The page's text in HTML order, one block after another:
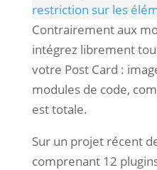
restriction sur les
Contrairement aux
intégrez librement
votre Post Card :
modules de code,
est totale.
Sur un projet récent
comprenant 12